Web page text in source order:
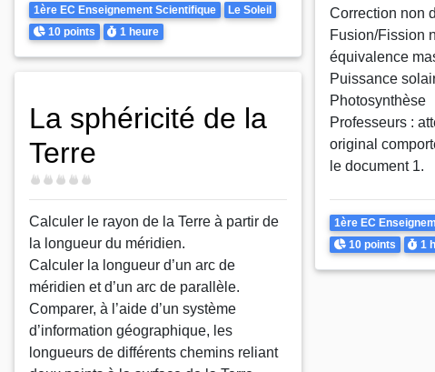
Theme
1ère EC Enseignement Scientifique Le Soleil
Points
10 points Durée
1 heure
Correction non
Fusion/Fission
équivalence
Puissance
Photosynthèse
Professeurs :
original
le document 1.
Theme
1ère EC
Points
10 points 1
La sphéricité de la
Terre
Difficulté
Calculer le rayon de la Terre à partir de
la longueur du méridien.
Calculer la longueur d’un arc de
méridien et d’un arc de parallèle.
Comparer, à l’aide d’un système
d’information géographique, les
longueurs de différents chemins reliant